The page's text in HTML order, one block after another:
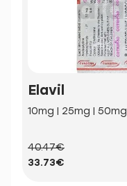
Elavil
10mg | 25mg | 50mg
40.47€
33.73€